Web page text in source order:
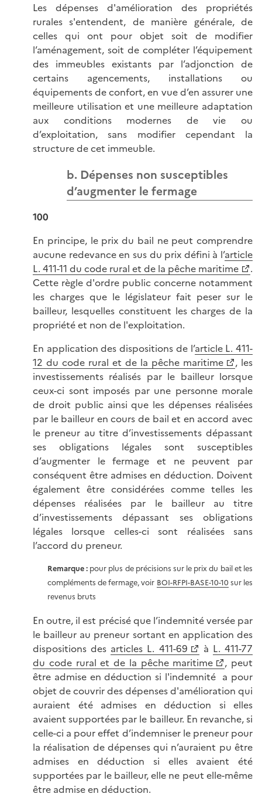
Les dépenses d'amélioration des propriétés
rurales s'entendent, de manière générale, de
celles qui ont pour objet soit de modifier
l’aménagement, soit de compléter l’équipement
des immeubles existants par l’adjonction de
certains agencements, installations ou
équipements de confort, en vue d’en assurer une
meilleure utilisation et une meilleure adaptation
aux conditions modernes de vie ou
d’exploitation, sans modifier cependant la
structure de cet immeuble.
b. Dépenses non susceptibles
d’augmenter le fermage
100
En principe, le prix du bail ne peut comprendre
aucune redevance en sus du prix défini à l’article
L. 411-11 du code rural et de la pêche maritime
.
Cette règle d'ordre public concerne notamment
les charges que le législateur fait peser sur le
bailleur, lesquelles constituent les charges de la
propriété et non de l'exploitation.
En application des dispositions de l’article L. 411-
12 du code rural et de la pêche maritime
, les
investissements réalisés par le bailleur lorsque
ceux-ci sont imposés par une personne morale
de droit public ainsi que les dépenses réalisées
par le bailleur en cours de bail et en accord avec
le preneur au titre d’investissements dépassant
ses obligations légales sont susceptibles
d’augmenter le fermage et ne peuvent par
conséquent être admises en déduction. Doivent
également être considérées comme telles les
dépenses réalisées par le bailleur au titre
d’investissements dépassant ses obligations
légales lorsque celles-ci sont réalisées sans
l’accord du preneur.
Remarque : pour plus de précisions sur le prix du bail et les
compléments de fermage, voir BOI-RFPI-BASE-10-10sur les
revenus bruts
En outre, il est précisé que l’indemnité versée par
le bailleur au preneur sortant en application des
dispositions des articles L. 411-69 à L. 411-77
du code rural et de la pêche maritime
, peut
être admise en déduction si l'indemnité a pour
objet de couvrir des dépenses d'amélioration qui
auraient été admises en déduction si elles
avaient supportées par le bailleur. En revanche, si
celle-ci a pour effet d’indemniser le preneur pour
la réalisation de dépenses qui n’auraient pu être
admises en déduction si elles avaient été
supportées par le bailleur, elle ne peut elle-même
être admise en déduction.